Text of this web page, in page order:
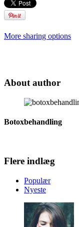
More sharing options
About author
Botoxbehandling
Flere indlæg
Populær
Nyeste